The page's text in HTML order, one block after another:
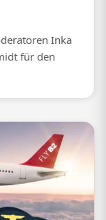
Inka
für den